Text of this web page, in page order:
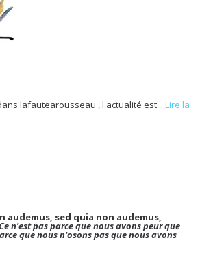
lafautearousseau , l'actualité est... Lire la
audemus, sed quia non audemus,
n'est pas parce que nous avons peur que
que nous n'osons pas que nous avons